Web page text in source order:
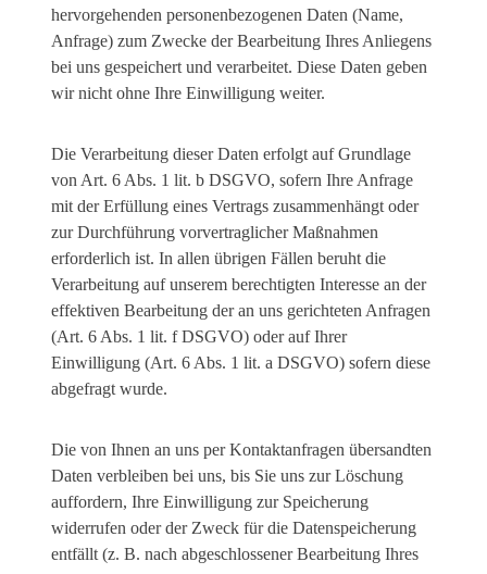
hervorgehenden personenbezogenen Daten (Name,
Anfrage) zum Zwecke der Bearbeitung Ihres Anliegens
bei uns gespeichert und verarbeitet. Diese Daten geben
wir nicht ohne Ihre Einwilligung weiter.
Die Verarbeitung dieser Daten erfolgt auf Grundlage
von Art. 6 Abs. 1 lit. b DSGVO, sofern Ihre Anfrage
mit der Erfüllung eines Vertrags zusammenhängt oder
zur Durchführung vorvertraglicher Maßnahmen
erforderlich ist. In allen übrigen Fällen beruht die
Verarbeitung auf unserem berechtigten Interesse an der
effektiven Bearbeitung der an uns gerichteten Anfragen
(Art. 6 Abs. 1 lit. f DSGVO) oder auf Ihrer
Einwilligung (Art. 6 Abs. 1 lit. a DSGVO) sofern diese
abgefragt wurde.
Die von Ihnen an uns per Kontaktanfragen übersandten
Daten verbleiben bei uns, bis Sie uns zur Löschung
auffordern, Ihre Einwilligung zur Speicherung
widerrufen oder der Zweck für die Datenspeicherung
entfällt (z. B. nach abgeschlossener Bearbeitung Ihres